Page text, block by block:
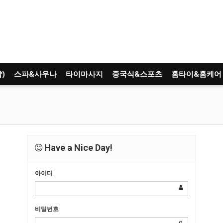
) 스파&사우나 타이마사지 중국식&스포츠 홈타이&홈케어
Have a Nice Day!
아이디
비밀번호